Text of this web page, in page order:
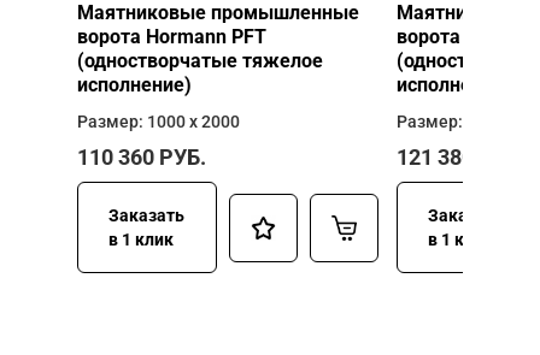
Маятниковые промышленные
ворота Hormann PFT
(одностворчатые тяжелое
исполнение)
Размер: 1000 х 2000
110 360 РУБ.
Заказать
в 1 клик
Маятниковые
ворота
исполнение)
Размер: 1000 х
121 380
Заказать
в 1 клик